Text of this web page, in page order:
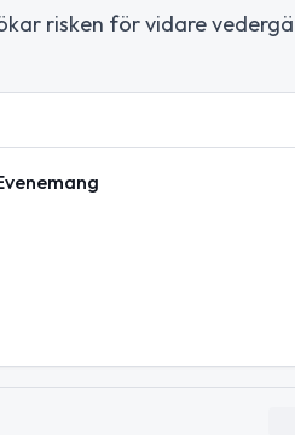
risken för vidare